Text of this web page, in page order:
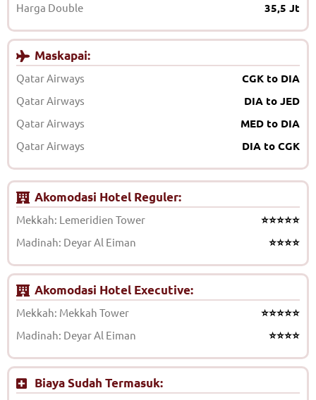
Harga Double 35,5 Jt
Maskapai:
Qatar Airways CGK to DIA
Qatar Airways DIA to JED
Qatar Airways MED to DIA
Qatar Airways DIA to CGK
Akomodasi Hotel Reguler:
Mekkah: Lemeridien Tower ⭐⭐⭐⭐⭐
Madinah: Deyar Al Eiman ⭐⭐⭐⭐
Akomodasi Hotel Executive:
Mekkah: Mekkah Tower ⭐⭐⭐⭐⭐
Madinah: Deyar Al Eiman ⭐⭐⭐⭐
Biaya Sudah Termasuk: